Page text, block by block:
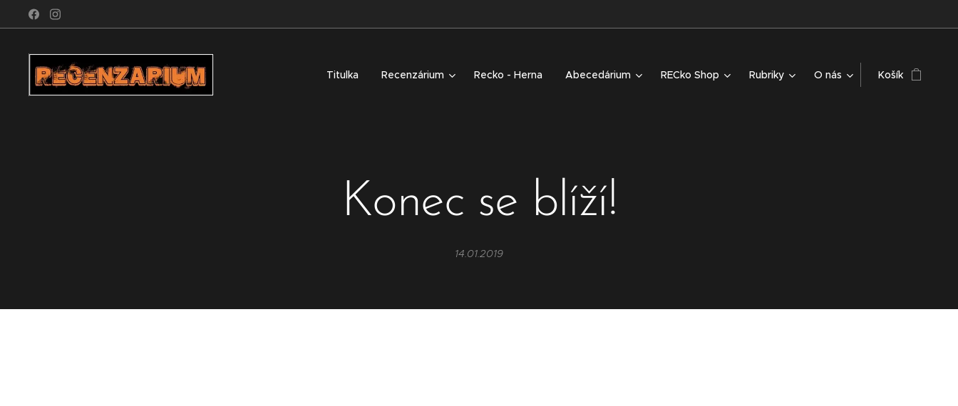
Titulka Recenzárium Recko - Herna Abecedárium RECko Shop Rubriky O nás Košík
Konec se blíží!
14.01.2019